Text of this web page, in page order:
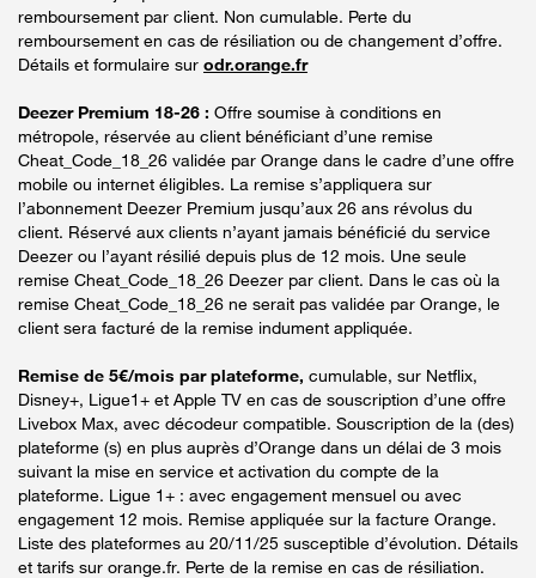
remboursement par client. Non cumulable. Perte du
remboursement en cas de résiliation ou de changement d’offre.
Détails et formulaire sur odr.orange.fr
Deezer Premium 18-26 : Offre soumise à conditions en
métropole, réservée au client bénéficiant d’une remise
Cheat_Code_18_26 validée par Orange dans le cadre d’une offre
mobile ou internet éligibles. La remise s’appliquera sur
l’abonnement Deezer Premium jusqu’aux 26 ans révolus du
client. Réservé aux clients n’ayant jamais bénéficié du service
Deezer ou l’ayant résilié depuis plus de 12 mois. Une seule
remise Cheat_Code_18_26 Deezer par client. Dans le cas où la
remise Cheat_Code_18_26 ne serait pas validée par Orange, le
client sera facturé de la remise indument appliquée.
Remise de 5€/mois par plateforme, cumulable, sur Netflix,
Disney+, Ligue1+ et Apple TV en cas de souscription d’une offre
Livebox Max, avec décodeur compatible. Souscription de la (des)
plateforme (s) en plus auprès d’Orange dans un délai de 3 mois
suivant la mise en service et activation du compte de la
plateforme. Ligue 1+ : avec engagement mensuel ou avec
engagement 12 mois. Remise appliquée sur la facture Orange.
Liste des plateformes au 20/11/25 susceptible d’évolution. Détails
et tarifs sur orange.fr. Perte de la remise en cas de résiliation.